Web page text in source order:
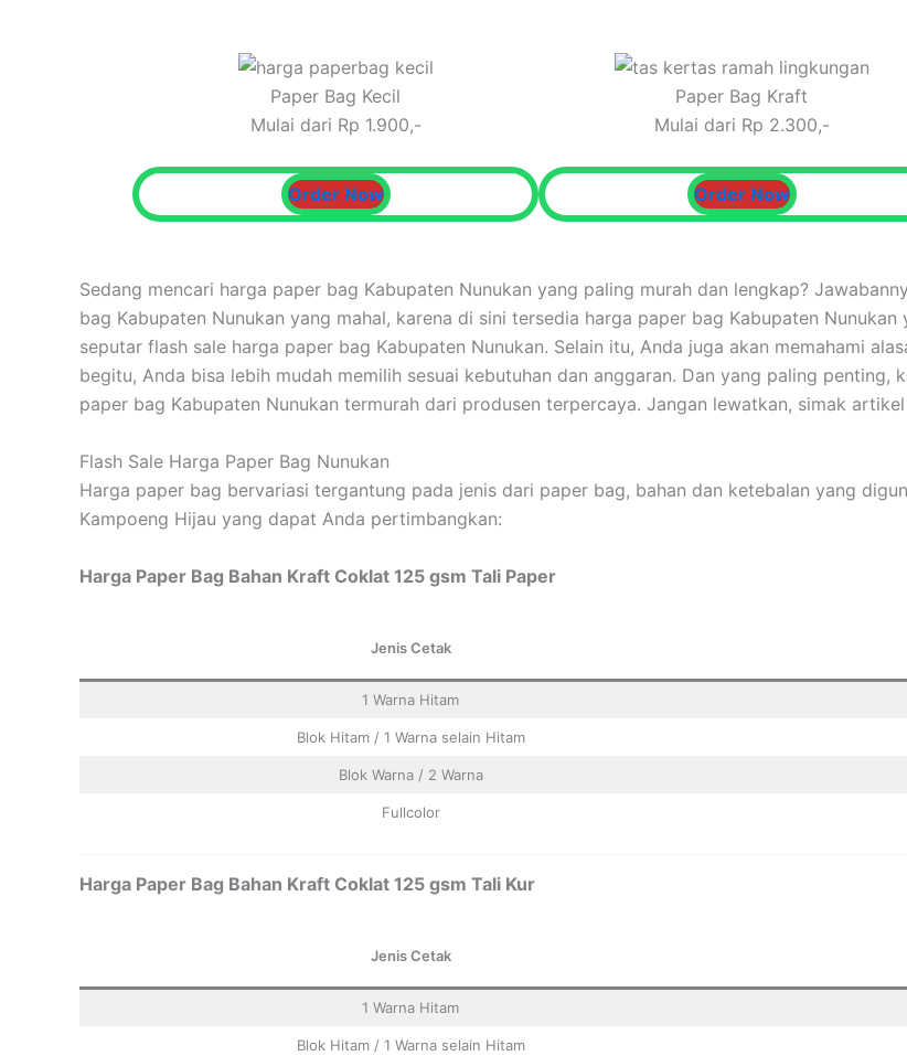
Paper Bag Kecil
Mulai dari Rp 1.900,-
Order Now
Paper Bag Kraft
Mulai dari Rp 2.300,-
Order Now
Sedang mencari harga paper bag Kabupaten Nunukan yang paling murah dan lengkap?
bag Kabupaten Nunukan yang mahal, karena di sini tersedia harga paper bag Kabupaten
seputar flash sale harga paper bag Kabupaten Nunukan. Selain itu, Anda juga akan memahami
begitu, Anda bisa lebih mudah memilih sesuai kebutuhan dan anggaran. Dan yang paling
paper bag Kabupaten Nunukan termurah dari produsen terpercaya. Jangan lewatkan, simak
Flash Sale Harga Paper Bag Nunukan
Harga paper bag bervariasi tergantung pada jenis dari paper bag, bahan dan ketebalan yang
Kampoeng Hijau yang dapat Anda pertimbangkan:
Harga Paper Bag Bahan Kraft Coklat 125 gsm Tali Paper
Jenis Cetak
1 Warna Hitam
Blok Hitam / 1 Warna selain Hitam
Blok Warna / 2 Warna
Fullcolor
Harga Paper Bag Bahan Kraft Coklat 125 gsm Tali Kur
Jenis Cetak
1 Warna Hitam
Blok Hitam / 1 Warna selain Hitam